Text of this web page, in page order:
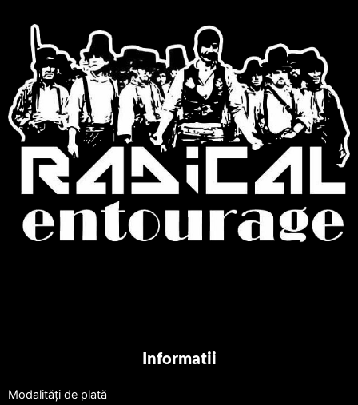
Informatii
Modalități de plată